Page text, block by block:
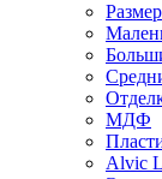
Размер
МДФ
Alvic